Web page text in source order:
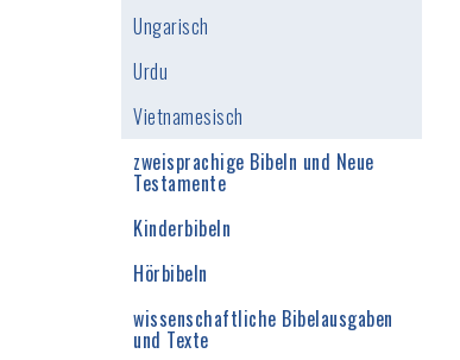
Ungarisch
Urdu
Vietnamesisch
zweisprachige Bibeln und Neue
Testamente
Kinderbibeln
Hörbibeln
wissenschaftliche Bibelausgaben
und Texte